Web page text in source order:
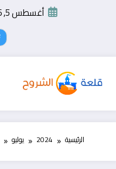
أغسطس 5, 2026
الرئيسية 2024 يوليو